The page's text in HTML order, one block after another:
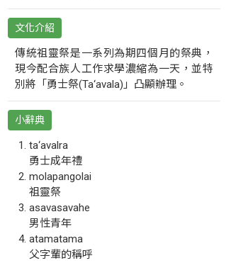
文化介紹
傳統祖靈祭是一系列為期四個月的祭典，
現今配合族人工作求學濃縮為一天，並特
別將「勇士祭(Ta‘avala)」凸顯辦理。
小辭典
ta‘avalra
勇士成年禮
molapangolai
祖靈祭
asavasavahe
男性青年
atamatama
父字輩的稱呼